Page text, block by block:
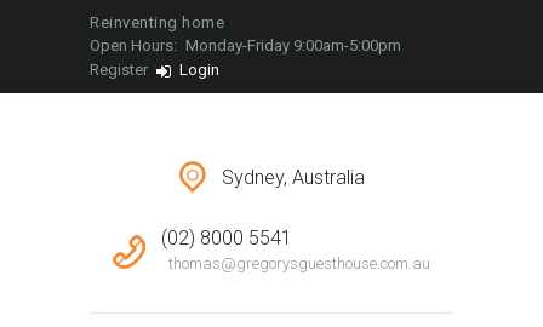
Reinventing home
Open Hours: Monday-Friday 9:00am-5:00pm
Register
Login
Sydney, Australia
(02) 8000 5541
thomas@gregorysguesthouse.com.au
LOCATIONS
CONTACT